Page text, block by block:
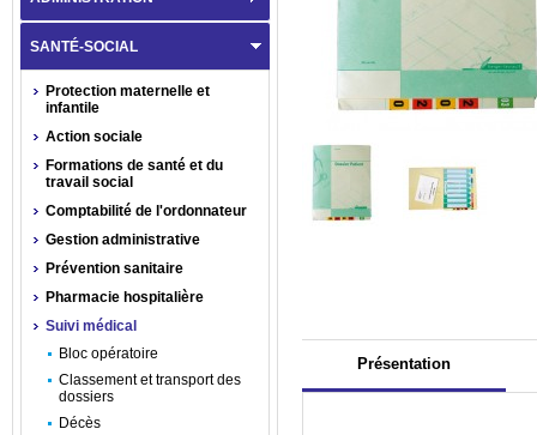
Présentation
SANTÉ-SOCIAL
Protection maternelle et
infantile
Action sociale
Formations de santé et du
travail social
Comptabilité de l'ordonnateur
Gestion administrative
Prévention sanitaire
Pharmacie hospitalière
Suivi médical
Bloc opératoire
Classement et transport des
dossiers
Décès